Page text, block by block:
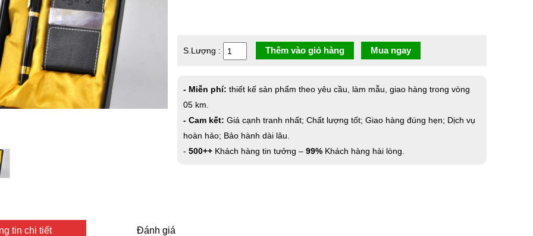
S.Lượng : Thêm vào giỏ hàng Mua ngay
- Miễn phí: thiết kế sản phẩm theo yêu cầu, làm mẫu, giao hàng trong vòng
05 km.
- Cam kết: Giá cạnh tranh nhất; Chất lượng tốt; Giao hàng đúng hẹn; Dịch vụ
hoàn hảo; Bảo hành dài lâu.
- 500++ Khách hàng tin tưởng – 99%Khách hàng hài lòng.
tin chi tiết Đánh giá